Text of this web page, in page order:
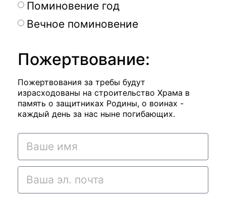
Поминовение год
Вечное поминовение
Пожертвование:
Пожертвования за требы будут
израсходованы на строительство Храма в
память о защитниках Родины, о воинах -
каждый день за нас ныне погибающих.